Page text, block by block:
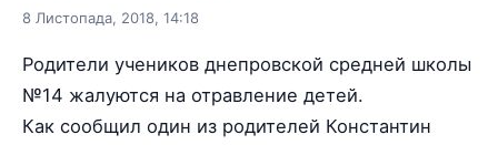
8 Листопада, 2018, 14:18
Родители учеников днепровской средней школы
№14 жалуются на отравление детей.
Как сообщил один из родителей Константин